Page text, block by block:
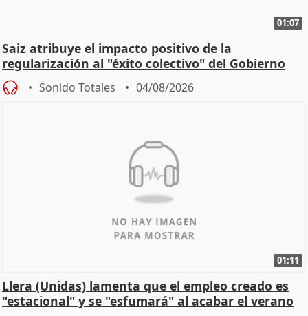
01:07
Saiz atribuye el impacto positivo de la
regularización al "éxito colectivo" del Gobierno
Sonido Totales 04/08/2026
01:11
Llera (Unidas) lamenta que el empleo creado es
"estacional" y se "esfumará" al acabar el verano